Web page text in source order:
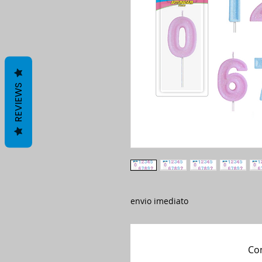
envio imediato
REVIEWS